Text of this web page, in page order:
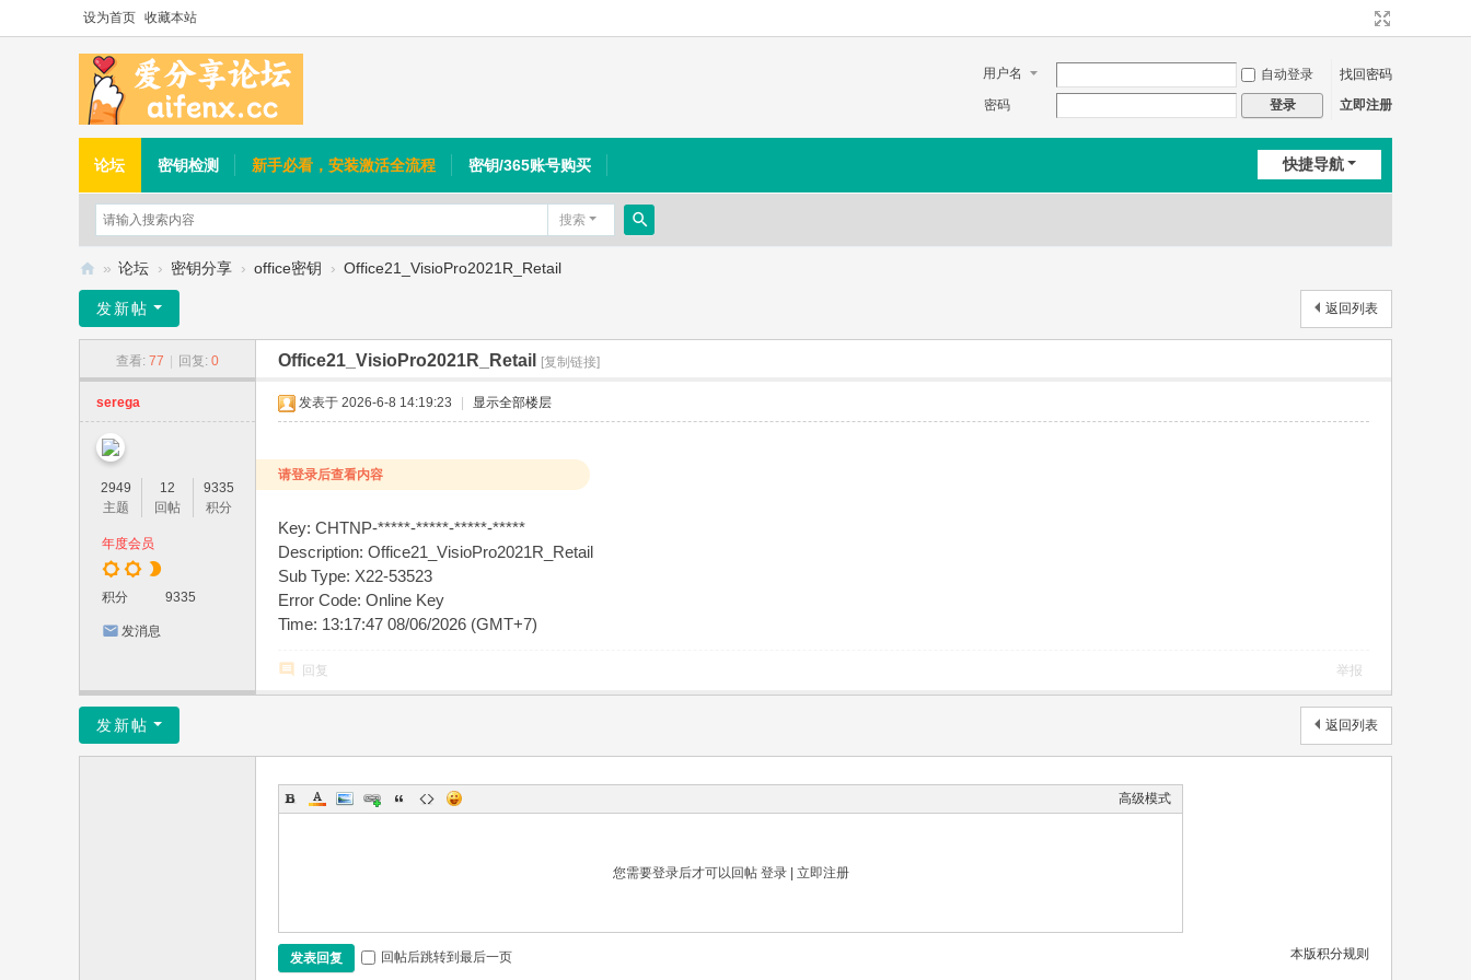
设为首页 收藏本站
用户名 自动登录
找回密码
密码
登录 立即注册
快捷导航
论坛 密钥检测 新手必看，安装激活全流程 密钥/365账号购买
搜索
搜
分
坛
» 论坛 › 密钥分享 › office密钥 › Office21_VisioPro2021R_Retail
返回列表
发新帖
查看: 77 回复: 0 Office21_VisioPro2021R_Retail [复制链接]
serega
2949
主题
12
回帖
9335
积分
年度会员
积分 9335
发消息
发表于 2026-6-8 14:19:23 显示全部楼层
请登录后查看内容
Key: CHTNP-*****-*****-*****-*****
Description: Office21_VisioPro2021R_Retail
Sub Type: X22-53523
Error Code: Online Key
Time: 13:17:47 08/06/2026 (GMT+7)
回复 举报
返回列表
发新帖
高级模式
您需要登录后才可以回帖 登录| 立即注册
本版积分规则
发表回复 回帖后跳转到最后一页